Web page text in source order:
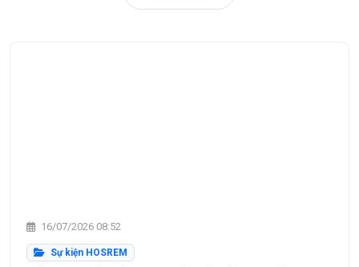
16/07/2026 08:52
Sự kiện HOSREM